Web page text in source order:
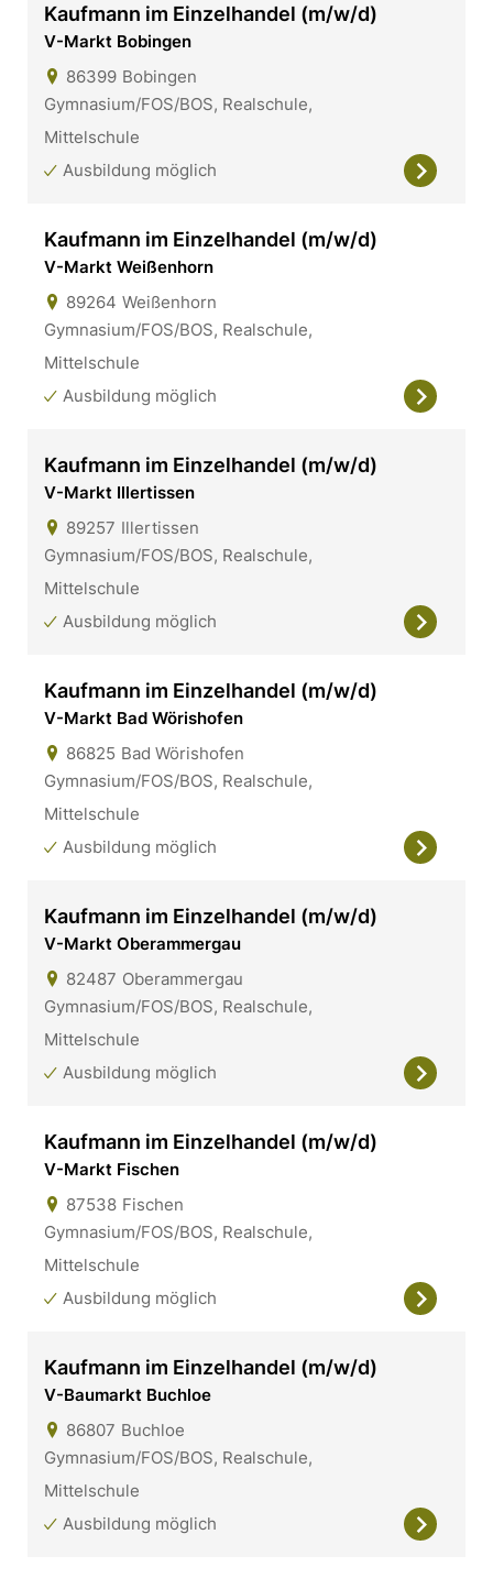
Kaufmann im Einzelhandel (m/w/d)
V-Markt Bobingen
86399 Bobingen
Gymnasium/FOS/BOS, Realschule,
Mittelschule
Ausbildung möglich
Kaufmann im Einzelhandel (m/w/d)
V-Markt Weißenhorn
89264 Weißenhorn
Gymnasium/FOS/BOS, Realschule,
Mittelschule
Ausbildung möglich
Kaufmann im Einzelhandel (m/w/d)
V-Markt Illertissen
89257 Illertissen
Gymnasium/FOS/BOS, Realschule,
Mittelschule
Ausbildung möglich
Kaufmann im Einzelhandel (m/w/d)
V-Markt Bad Wörishofen
86825 Bad Wörishofen
Gymnasium/FOS/BOS, Realschule,
Mittelschule
Ausbildung möglich
Kaufmann im Einzelhandel (m/w/d)
V-Markt Oberammergau
82487 Oberammergau
Gymnasium/FOS/BOS, Realschule,
Mittelschule
Ausbildung möglich
Kaufmann im Einzelhandel (m/w/d)
V-Markt Fischen
87538 Fischen
Gymnasium/FOS/BOS, Realschule,
Mittelschule
Ausbildung möglich
Kaufmann im Einzelhandel (m/w/d)
V-Baumarkt Buchloe
86807 Buchloe
Gymnasium/FOS/BOS, Realschule,
Mittelschule
Ausbildung möglich